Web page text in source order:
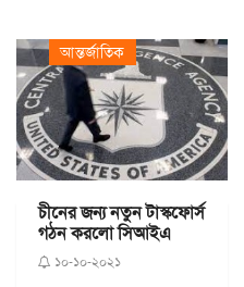
আন্তর্জাতিক
চীনের জন্য নতুন টাস্কফোর্স
গঠন করলো সিআইএ
১০-১০-২০২১